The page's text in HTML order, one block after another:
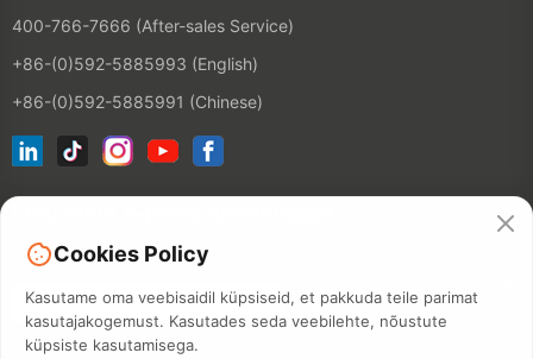
400-766-7666 (After-sales Service)
+86-(0)592-5885993 (English)
+86-(0)592-5885991 (Chinese)
Cookies Policy
Kasutame oma veebisaidil küpsiseid, et pakkuda teile parimat
kasutajakogemust. Kasutades seda veebilehte, nõustute
küpsiste kasutamisega.